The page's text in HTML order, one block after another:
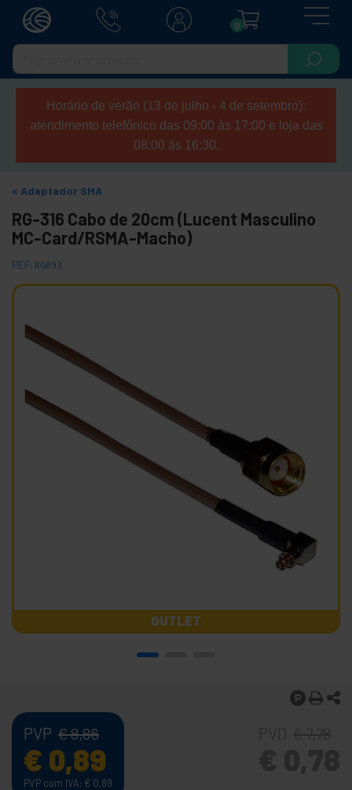
0
Horário de verão (13 de julho - 4 de setembro):
atendimento telefónico das 09:00 às 17:00 e loja das
08:00 às 16:30.
Adaptador SMA
RG-316 Cabo de 20cm (Lucent Masculino
MC-Card/RSMA-Macho)
REF: RG093
OUTLET
PVP €8,86
€ 0,89
PVP com IVA: € 0,89